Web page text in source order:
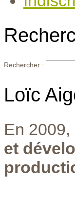
Rechercher :
Loïc
En
et